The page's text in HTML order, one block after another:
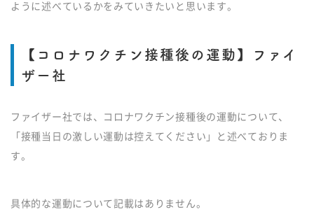
ように述べているかをみていきたいと思います。
【コロナワクチン接種後の運動】ファイ
ザー社
ファイザー社では、コロナワクチン接種後の運動について、
「接種当日の激しい運動は控えてください」と述べておりま
す。
具体的な運動について記載はありません。